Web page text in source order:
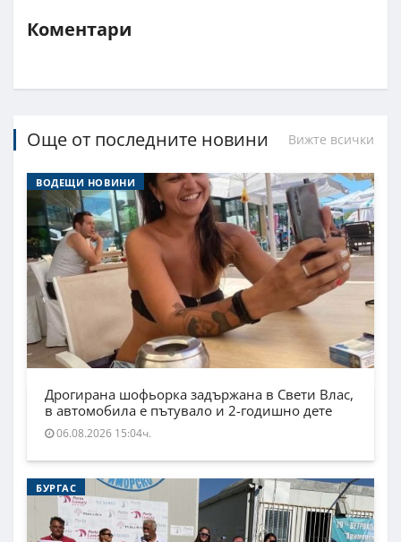
Коментари
Още от последните новини Вижте всички
ВОДЕЩИ НОВИНИ
Дрогирана шофьорка задържана в Свети Влас,
в автомобила е пътувало и 2-годишно дете
06.08.2026 15:04ч.
БУРГАС